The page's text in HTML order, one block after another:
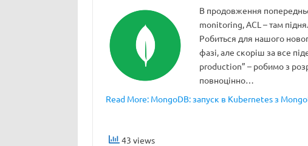
В продовження
monitoring, ACL – там
Робиться для нашого
фазі, але скоріш за все
production” – робимо з
повноцінно…
Read More: MongoDB: запуск в Kubernetes з
43 views